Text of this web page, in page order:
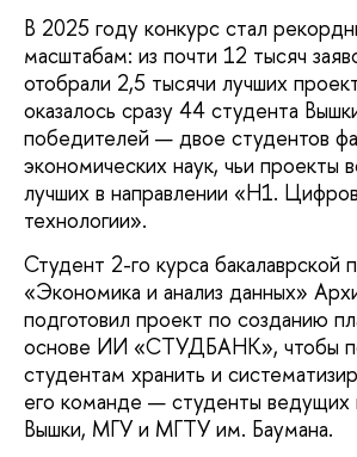
В 2025 году конкурс стал
масштабам: из почти 12 тысяч
отобрали 2,5 тысячи лучших
оказалось сразу 44 студента
победителей — двое студентов
экономических наук, чьи проекты
лучших в направлении «Н1.
технологии».
Студент 2-го курса бакалаврской
«Экономика и анализ данных»
подготовил проект по созданию
основе ИИ «СТУДБАНК», чтобы
студентам хранить и
его команде — студенты ведущих
Вышки, МГУ и МГТУ им. Баумана.